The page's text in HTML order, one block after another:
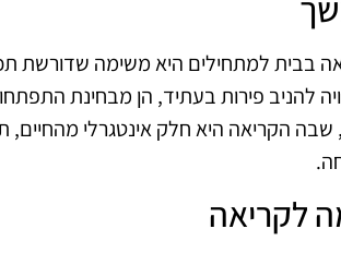
בבית למתחילים היא משימה שדורשת
פירות בעתיד, הן מבחינת התפתחות
הקריאה היא חלק אינטגרלי מהחיים,
לקריאה